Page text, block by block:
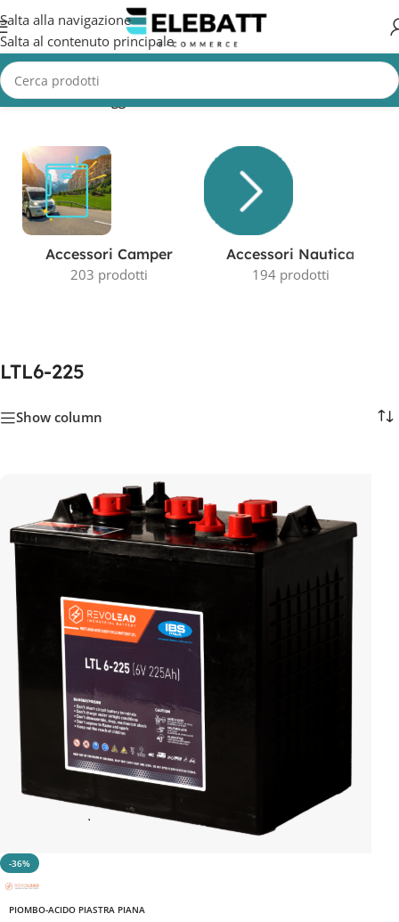
Salta alla navigazione
Salta al contenuto principale
Home/Prodotti taggati “LTL6-225” Visualizzazione del risultato
Accessori Camper
203 prodotti
Accessori Nautica
194 prodotti
LTL6-225
Show column
-36%
PIOMBO-ACIDO PIASTRA PIANA